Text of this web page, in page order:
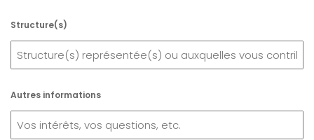
Structure(s)
Autres informations